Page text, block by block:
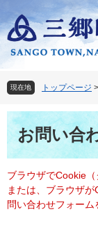
ー
ジ
頭
で
す
ニ
ュ
飛
ば
し
現在地 トップページ >
本
文お問い合
ブラウザでCookie
または、ブラウザ
問い合わせフォーム